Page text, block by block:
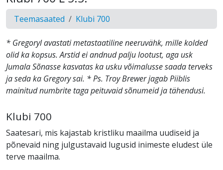
Teemasaated Klubi 700
* Gregoryl avastati metastaatiline neeruvähk, mille kolded
olid ka kopsus. Arstid ei andnud palju lootust, aga usk
Jumala Sõnasse kasvatas ka usku võimalusse saada terveks
ja seda ka Gregory sai. * Ps. Troy Brewer jagab Piiblis
mainitud numbrite taga peituvaid sõnumeid ja tähendusi.
Klubi 700
Saatesari, mis kajastab kristliku maailma uudiseid ja
põnevaid ning julgustavaid lugusid inimeste eludest üle
terve maailma.